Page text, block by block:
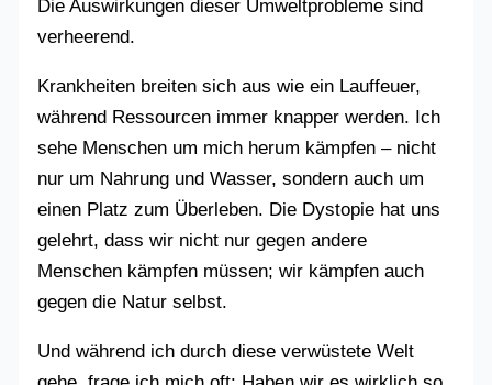
Die Auswirkungen dieser Umweltprobleme sind
verheerend.
Krankheiten breiten sich aus wie ein Lauffeuer,
während Ressourcen immer knapper werden. Ich
sehe Menschen um mich herum kämpfen – nicht
nur um Nahrung und Wasser, sondern auch um
einen Platz zum Überleben. Die Dystopie hat uns
gelehrt, dass wir nicht nur gegen andere
Menschen kämpfen müssen; wir kämpfen auch
gegen die Natur selbst.
Und während ich durch diese verwüstete Welt